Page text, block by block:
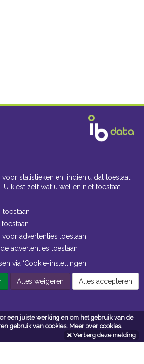
een juiste werking en om het gebruik van de
gebruik van cookies. Meer over cookies.
Verberg deze melding
Kantoor
Magazijn
statistieken en, indien u dat toestaat,
kiest zelf wat u wel en niet toestaat.
toestaan
advertenties toestaan
advertenties toestaan
via ‘Cookie-instellingen’.
Alles weigeren Alles accepteren